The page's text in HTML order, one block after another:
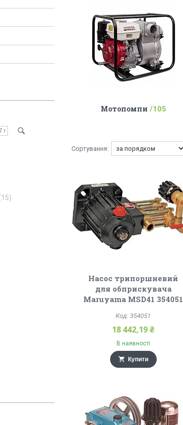
Мотопомпи 105
Насос трипоршневий
для обприскувача
Maruyama MSD41 354051
354051
18 442,19 ₴
В наявності
Купити
15